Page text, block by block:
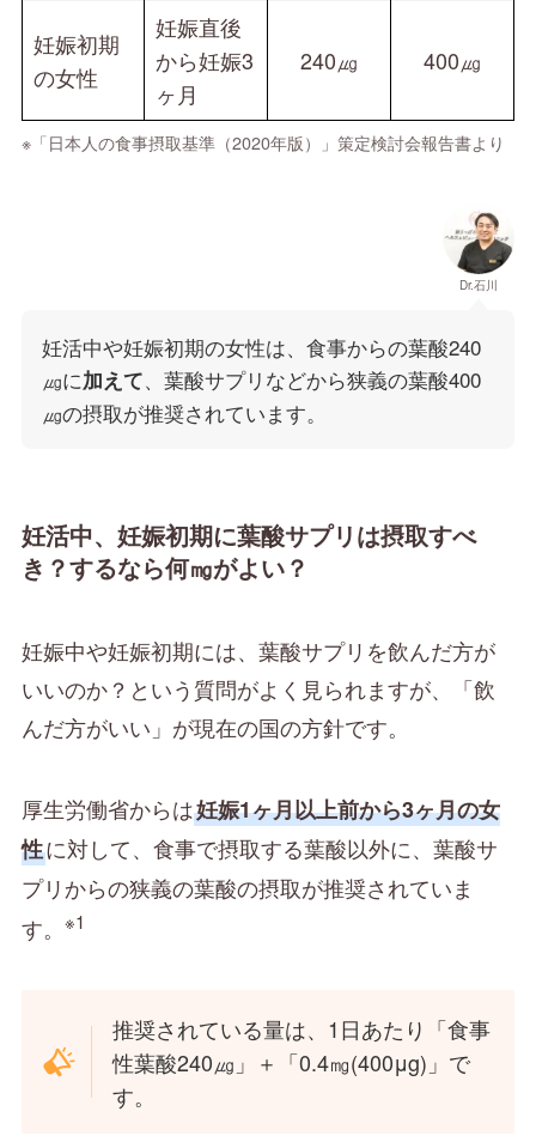
妊娠初期
の女性
妊娠直後
から妊娠3
ヶ月
240㎍ 400㎍
※「日本人の食事摂取基準（2020年版）」策定検討会報告書より
Dr.石川
妊活中や妊娠初期の女性は、食事からの葉酸240
㎍に加えて、葉酸サプリなどから狭義の葉酸400
㎍の摂取が推奨されています。
妊活中、妊娠初期に葉酸サプリは摂取すべ
き？するなら何㎎がよい？
妊娠中や妊娠初期には、葉酸サプリを飲んだ方が
いいのか？という質問がよく見られますが、「飲
んだ方がいい」が現在の国の方針です。
厚生労働省からは妊娠1ヶ月以上前から3ヶ月の女
性に対して、食事で摂取する葉酸以外に、葉酸サ
プリからの狭義の葉酸の摂取が推奨されていま
す。 ※1
推奨されている量は、1日あたり「食事
性葉酸240㎍」＋「0.4㎎(400μg)」で
す。